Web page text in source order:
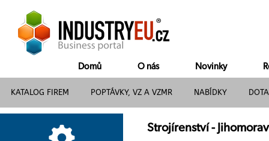
Domů O nás Novinky
KATALOG FIREM POPTÁVKY, VZ A VZMR NABÍDKY
Strojírenství -